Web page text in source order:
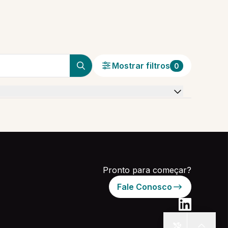
Mostrar filtros 0
Pronto para começar?
Fale Conosco